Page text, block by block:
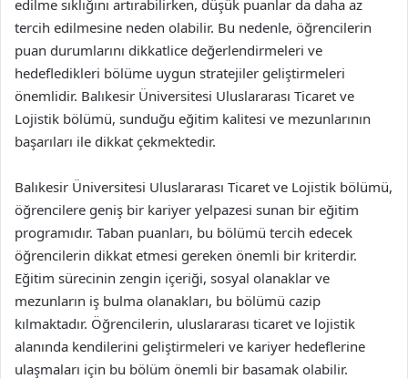
edilme sıklığını artırabilirken, düşük puanlar da daha az
tercih edilmesine neden olabilir. Bu nedenle, öğrencilerin
puan durumlarını dikkatlice değerlendirmeleri ve
hedefledikleri bölüme uygun stratejiler geliştirmeleri
önemlidir. Balıkesir Üniversitesi Uluslararası Ticaret ve
Lojistik bölümü, sunduğu eğitim kalitesi ve mezunlarının
başarıları ile dikkat çekmektedir.
Balıkesir Üniversitesi Uluslararası Ticaret ve Lojistik bölümü,
öğrencilere geniş bir kariyer yelpazesi sunan bir eğitim
programıdır. Taban puanları, bu bölümü tercih edecek
öğrencilerin dikkat etmesi gereken önemli bir kriterdir.
Eğitim sürecinin zengin içeriği, sosyal olanaklar ve
mezunların iş bulma olanakları, bu bölümü cazip
kılmaktadır. Öğrencilerin, uluslararası ticaret ve lojistik
alanında kendilerini geliştirmeleri ve kariyer hedeflerine
ulaşmaları için bu bölüm önemli bir basamak olabilir.